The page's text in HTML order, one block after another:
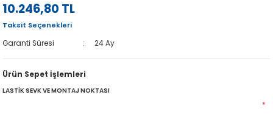
10.246,80 TL
Taksit Seçenekleri
Garanti Süresi
24 Ay
Ürün Sepet İşlemleri
LASTİK SEVK VE MONTAJ NOKTASI
*